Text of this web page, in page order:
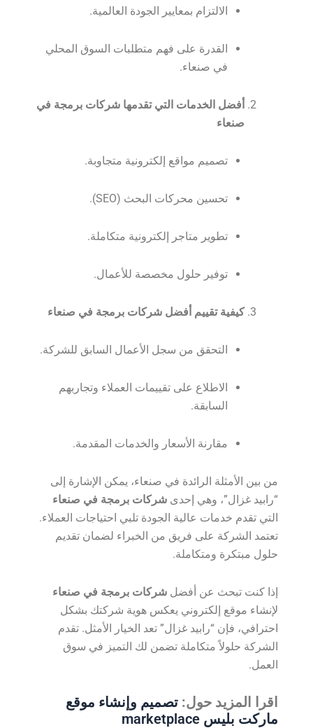
الالتزام بمعايير الجودة العالمية.
القدرة على فهم متطلبات السوق المحلي
في صنعاء.
أفضل الخدمات التي تقدمها شركات برمجة في
صنعاء
تصميم مواقع إلكترونية متجاوبة.
تحسين محركات البحث (SEO).
تطوير متاجر إلكترونية متكاملة.
توفير حلول مخصصة للأعمال.
كيفية تقييم أفضل شركات برمجة في صنعاء
التحقق من سجل الأعمال السابق للشركة.
الاطلاع على تقييمات العملاء وتجاربهم
السابقة.
مقارنة الأسعار والخدمات المقدمة.
من بين الأمثلة الرائدة في صنعاء، يمكن الإشارة إلى
“رابيد غزال”، وهي إحدىشركات برمجة في صنعاء
التي تقدم خدمات عالية الجودة تلبي احتياجات العملاء.
تعتمد الشركة على فريق من الخبراء لضمان تقديم
حلول مبتكرة ومتكاملة.
إذا كنت تبحث عن أفضل شركات برمجة في صنعاء
لإنشاء موقع إلكتروني يعكس هوية شركتك بشكل
احترافي، فإن “رابيد غزال” تعد الخيار الأمثل. تقدم
الشركة حلولاً متكاملة تضمن لك التميز في سوق
العمل.
اقرا المزيد حول:تصميم وإنشاء موقع
ماركت بليس marketplace